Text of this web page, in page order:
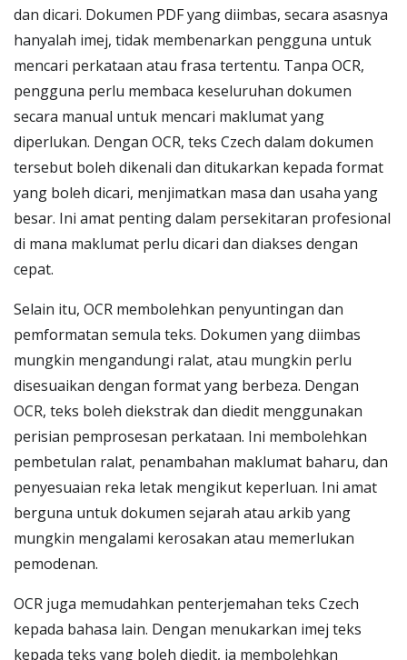
dan dicari. Dokumen PDF yang diimbas, secara asasnya
hanyalah imej, tidak membenarkan pengguna untuk
mencari perkataan atau frasa tertentu. Tanpa OCR,
pengguna perlu membaca keseluruhan dokumen
secara manual untuk mencari maklumat yang
diperlukan. Dengan OCR, teks Czech dalam dokumen
tersebut boleh dikenali dan ditukarkan kepada format
yang boleh dicari, menjimatkan masa dan usaha yang
besar. Ini amat penting dalam persekitaran profesional
di mana maklumat perlu dicari dan diakses dengan
cepat.
Selain itu, OCR membolehkan penyuntingan dan
pemformatan semula teks. Dokumen yang diimbas
mungkin mengandungi ralat, atau mungkin perlu
disesuaikan dengan format yang berbeza. Dengan
OCR, teks boleh diekstrak dan diedit menggunakan
perisian pemprosesan perkataan. Ini membolehkan
pembetulan ralat, penambahan maklumat baharu, dan
penyesuaian reka letak mengikut keperluan. Ini amat
berguna untuk dokumen sejarah atau arkib yang
mungkin mengalami kerosakan atau memerlukan
pemodenan.
OCR juga memudahkan penterjemahan teks Czech
kepada bahasa lain. Dengan menukarkan imej teks
kepada teks yang boleh diedit, ia membolehkan